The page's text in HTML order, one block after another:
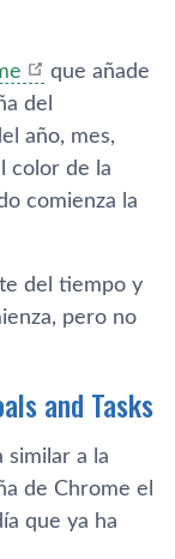
que añade
del
año, mes,
color de la
comienza la
del tiempo y
pero no
and Tasks
similar a la
de Chrome el
que ya ha